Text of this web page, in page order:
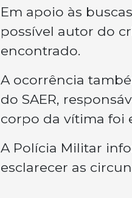
Em apoio às
possível autor do
encontrado.
A ocorrência
do SAER,
corpo da vítima foi
A Polícia Militar
esclarecer as